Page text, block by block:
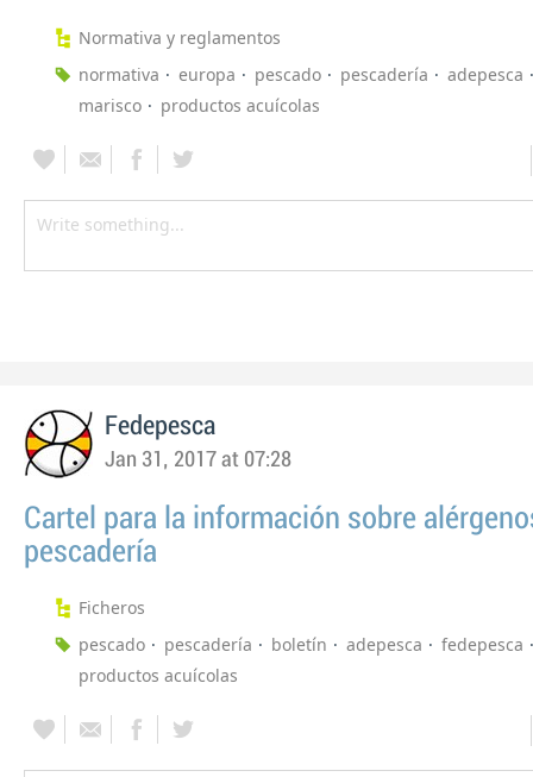
Normativa y reglamentos
normativa
europa pescado pescadería
adepesca
marisco
productos acuícolas
Fedepesca
Jan 31, 2017 at 07:28
Cartel para la información sobre
pescadería
Ficheros
pescado
pescadería boletín adepesca
fedepesca
productos acuícolas